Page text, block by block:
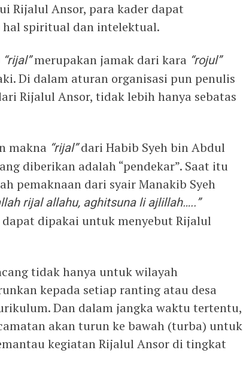
Rijalul Ansor, para kader dapat
spiritual dan intelektual.
“rijal”merupakan jamak dari kara “rojul”
Di dalam aturan organisasi pun penulis
Rijalul Ansor, tidak lebih hanya sebatas
makna “rijal”dari Habib Syeh bin Abdul
diberikan adalah “pendekar”. Saat itu
pemaknaan dari syair Manakib Syeh
rijal allahu, aghitsuna li ajlillah…..”
dipakai untuk menyebut Rijalul
tidak hanya untuk wilayah
kepada setiap ranting atau desa
Dan dalam jangka waktu tertentu,
akan turun ke bawah (turba) untuk
kegiatan Rijalul Ansor di tingkat